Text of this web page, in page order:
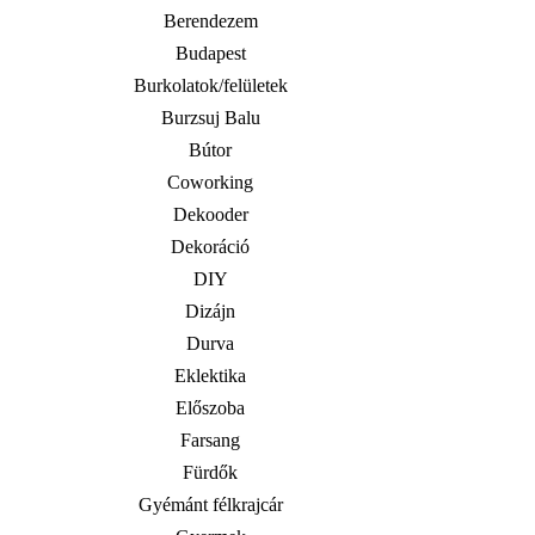
Berendezem
Budapest
Burkolatok/felületek
Burzsuj Balu
Bútor
Coworking
Dekooder
Dekoráció
DIY
Dizájn
Durva
Eklektika
Előszoba
Farsang
Fürdők
Gyémánt félkrajcár